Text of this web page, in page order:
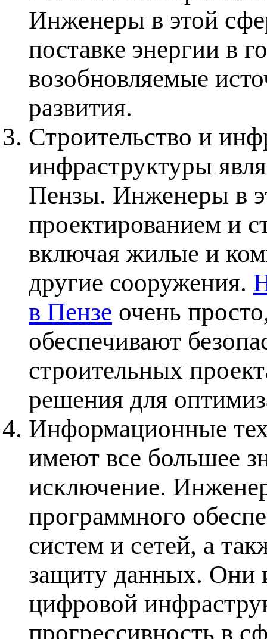
Инженеры в этой
поставке энергии в
возобновляемые
развития.
Строительство и
инфраструктуры
Пензы. Инженеры в
проектированием и
включая жилые и
другие сооружения.
в Пензе очень
обеспечивают
строительных
решения для
Информационные
имеют все большее
исключение.
программного
систем и сетей, а
защиту данных. Они
цифровой
прогрессивность в